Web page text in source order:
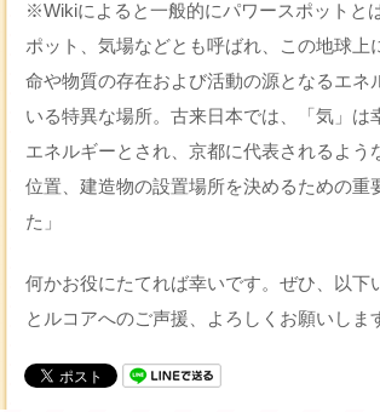
※Wikiによると一般的にパワースポットと
ポット、気場などとも呼ばれ、この地球上
命や物質の存在および活動の源となるエネ
いる特異な場所。古来日本では、「気」は
エネルギーとされ、京都に代表されるよう
位置、建造物の設置場所を決めるための重
た」
何かお役にたてれば幸いです。ぜひ、以下
とルコアへのご声援、よろしくお願いしま